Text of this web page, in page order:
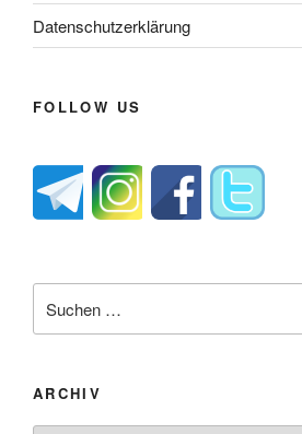
Datenschutzerklärung
FOLLOW US
nach:
ARCHIV